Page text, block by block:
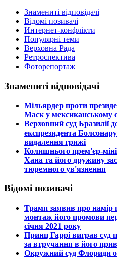
Знамениті відповідачі
Відомі позивачі
Интернет-конфлікти
Популярні теми
Верховна Рада
Ретроспектива
Фоторепортаж
Знамениті відповідачі
​Мільярдер проти
Маск у мексиканському
​Верховний суд Бразилії
експрезидента
видалення грижі
​Колишнього прем'єр-
Хана та його дружину
тюремного ув'язнення
Відомі позивачі
​Трамп заявив про намір
монтаж його промови
січня 2021 року
​Принц Гаррі виграв суд
за втручання в його
​Окружний суд Флориди